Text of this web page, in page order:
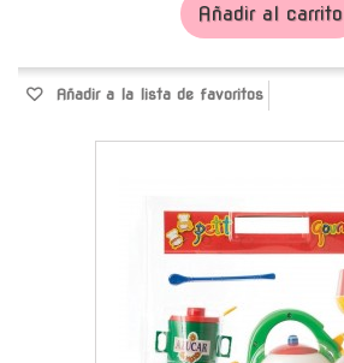
Añadir al carrito
Añadir a la lista de favoritos